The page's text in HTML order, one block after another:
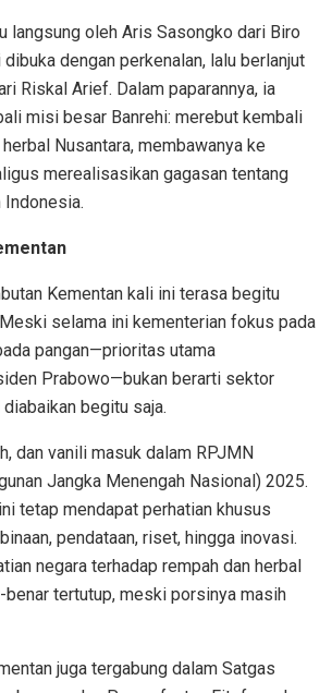
langsung oleh Aris Sasongko dari Biro
dengan perkenalan, lalu berlanjut
Riskal Arief. Dalam paparannya, ia
misi besar Banrehi: merebut kembali
Nusantara, membawanya ke
merealisasikan gagasan tentang
Indonesia.
Kementan kali ini terasa begitu
selama ini kementerian fokus pada
pangan—prioritas utama
Prabowo—bukan berarti sektor
begitu saja.
dan vanili masuk dalam RPJMN
Jangka Menengah Nasional) 2025.
tetap mendapat perhatian khusus
pendataan, riset, hingga inovasi.
negara terhadap rempah dan herbal
benar tertutup, meski porsinya masih
juga tergabung dalam Satgas